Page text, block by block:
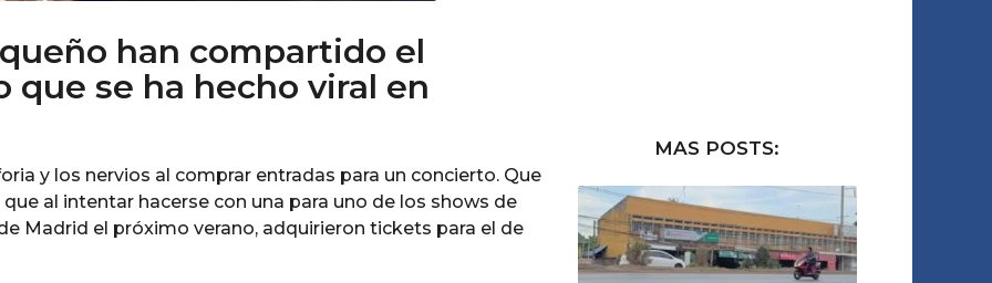
han compartido el
se ha hecho viral en
y los nervios al comprar entradas para un concierto. Que
al intentar hacerse con una para uno de los shows de
Madrid el próximo verano, adquirieron tickets para el de
MAS POSTS: